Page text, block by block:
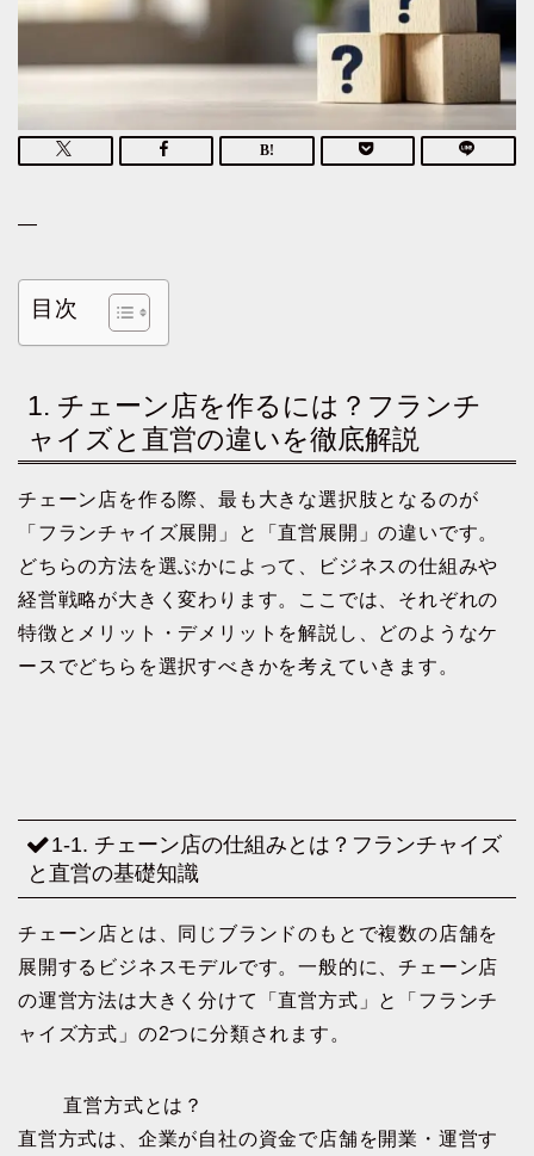
—
目次
1. チェーン店を作るには？フランチ
ャイズと直営の違いを徹底解説
チェーン店を作る際、最も大きな選択肢となるのが
「フランチャイズ展開」と「直営展開」の違いです。
どちらの方法を選ぶかによって、ビジネスの仕組みや
経営戦略が大きく変わります。ここでは、それぞれの
特徴とメリット・デメリットを解説し、どのようなケ
ースでどちらを選択すべきかを考えていきます。
1-1. チェーン店の仕組みとは？フランチャイズ
と直営の基礎知識
チェーン店とは、同じブランドのもとで複数の店舗を
展開するビジネスモデルです。一般的に、チェーン店
の運営方法は大きく分けて「直営方式」と「フランチ
ャイズ方式」の2つに分類されます。
直営方式とは？
直営方式は、企業が自社の資金で店舗を開業・運営す